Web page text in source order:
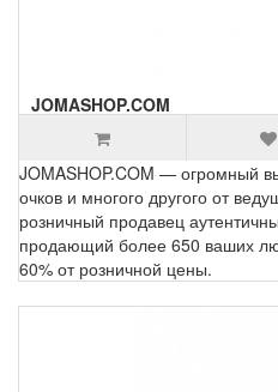
JOMASHOP.COM
JOMASHOP.COM — огромный
очков и многого другого от
розничный продавец
продающий более 650 ваших
60% от розничной цены.